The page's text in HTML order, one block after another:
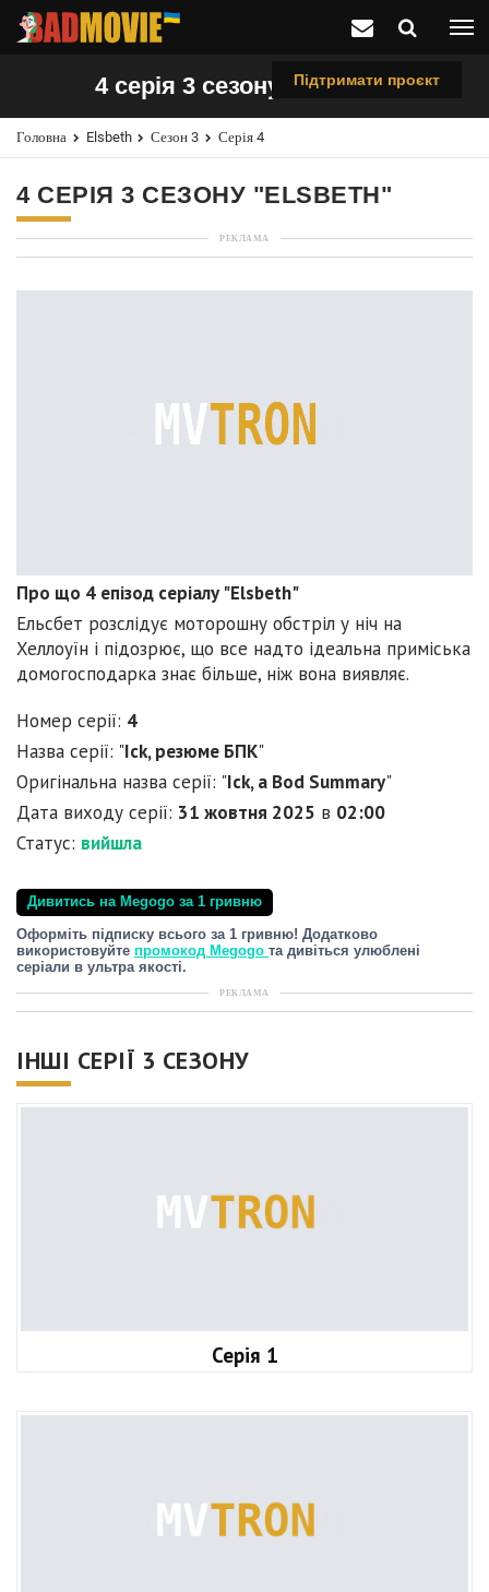
Підтримати проєкт
4 серія 3 сезону "Elsbeth"
Головна Elsbeth Сезон 3 Серія 4
4 СЕРІЯ 3 СЕЗОНУ "ELSBETH"
РЕКЛАМА
Про що 4 епізод серіалу "Elsbeth"
Ельсбет розслідує моторошну обстріл у ніч на
Хеллоуїн і підозрює, що все надто ідеальна приміська
домогосподарка знає більше, ніж вона виявляє.
Номер серії: 4
Назва серії: "Ick, резюме БПК"
Оригінальна назва серії: "Ick, a Bod Summary"
Дата виходу серії: 31 жовтня 2025 в 02:00
Статус: вийшла
Дивитись на Megogo за 1 гривню
Оформіть підписку всього за 1 гривню! Додатково
використовуйте промокод Megogo та дивіться улюблені
серіали в ультра якості.
РЕКЛАМА
ІНШІ СЕРІЇ 3 СЕЗОНУ
Серія 1